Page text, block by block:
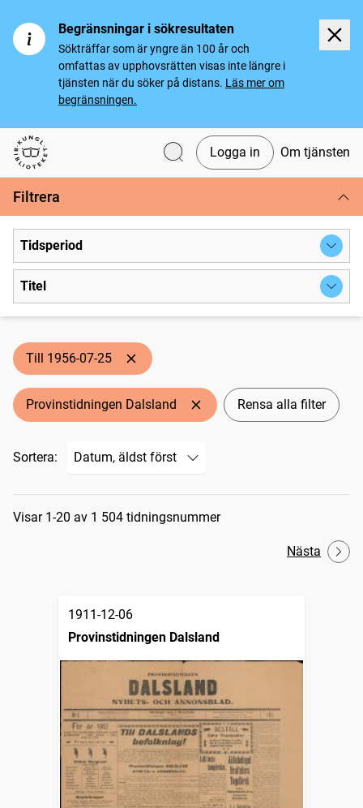
Begränsningar i sökresultaten
Sökträffar som är yngre än 100 år och
omfattas av upphovsrätten visas inte längre i
tjänsten när du söker på distans. Läs mer om
begränsningen.
Svenska tidningar
Logga in Om tjänsten
Filtrera
Tidsperiod
Titel
Till 1956-07-25
Provinstidningen Dalsland Rensa alla filter
Sortera:
Sökresultat
Visar 1-20 av 1 504 tidningsnummer
Nästa
1911-12-06
Provinstidningen Dalsland